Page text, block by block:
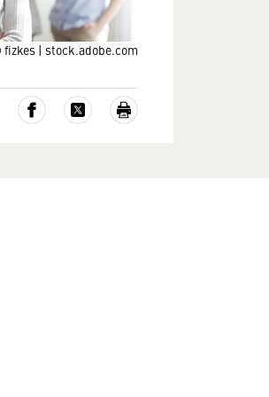
| stock.adobe.com